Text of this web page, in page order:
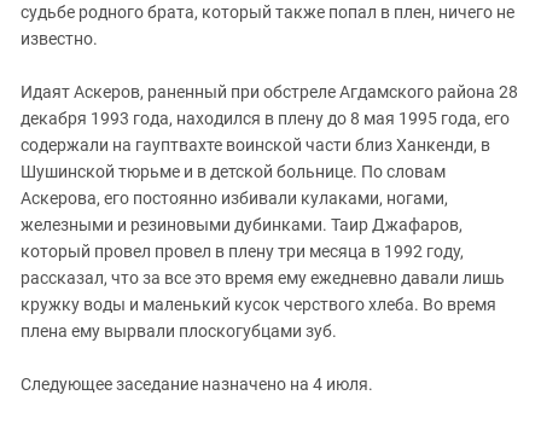
судьбе родного брата, который также попал в плен, ничего не
известно.
Идаят Аскеров, раненный при обстреле Агдамского района 28
декабря 1993 года, находился в плену до 8 мая 1995 года, его
содержали на гауптвахте воинской части близ Ханкенди, в
Шушинской тюрьме и в детской больнице. По словам
Аскерова, его постоянно избивали кулаками, ногами,
железными и резиновыми дубинками. Таир Джафаров,
который провел провел в плену три месяца в 1992 году,
рассказал, что за все это время ему ежедневно давали лишь
кружку воды и маленький кусок черствого хлеба. Во время
плена ему вырвали плоскогубцами зуб.
Следующее заседание назначено на 4 июля.